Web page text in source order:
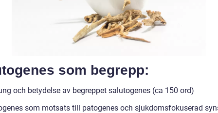
som begrepp:
och betydelse av begreppet salutogenes (ca 150 ord)
som motsats till patogenes och sjukdomsfokuserad